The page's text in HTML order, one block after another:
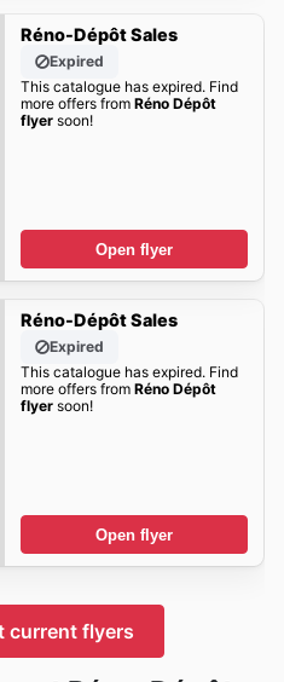
Réno-Dépôt Sales
Expired
This catalogue has expired. Find
more offers from Réno Dépôt
flyersoon!
Open flyer
Réno-Dépôt Sales
Expired
This catalogue has expired. Find
more offers from Réno Dépôt
flyersoon!
Open flyer
current flyers